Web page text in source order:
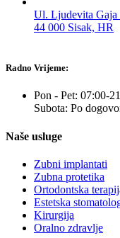
Ul. Ljudevita Gaja
44 000 Sisak, HR
Radno Vrijeme:
Pon - Pet: 07:00-
Subota: Po
Naše usluge
Zubni implantati
Zubna protetika
Ortodontska
Estetska
Kirurgija
Oralno zdravlje